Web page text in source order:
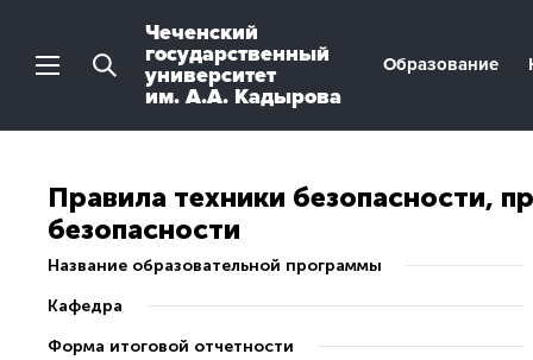
Чеченский
государственный
университет
им. А.А. Кадырова
Образование
Правила техники безопасности,
безопасности
Название образовательной программы
Кафедра
Форма итоговой отчетности